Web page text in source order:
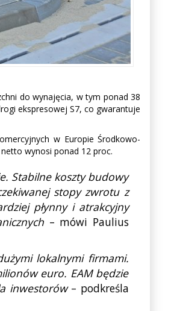
do wynajęcia, w tym ponad 38
ekspresowej S7, co gwarantuje
w Europie Środkowo-
wynosi ponad 12 proc.
Stabilne koszty budowy
stopy zwrotu z
płynny i atrakcyjny
– mówi Paulius
lokalnymi firmami.
euro. EAM będzie
inwestorów – podkreśla